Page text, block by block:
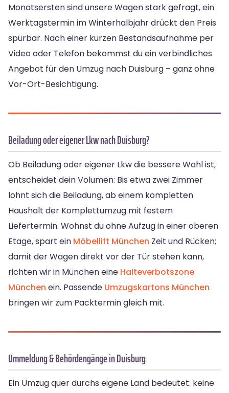
Monatsersten sind unsere Wagen stark gefragt, ein
Werktagstermin im Winterhalbjahr drückt den Preis
spürbar. Nach einer kurzen Bestandsaufnahme per
Video oder Telefon bekommst du ein verbindliches
Angebot für den Umzug nach Duisburg – ganz ohne
Vor-Ort-Besichtigung.
Beiladung oder eigener Lkw nach Duisburg?
Ob Beiladung oder eigener Lkw die bessere Wahl ist,
entscheidet dein Volumen: Bis etwa zwei Zimmer
lohnt sich die Beiladung, ab einem kompletten
Haushalt der Komplettumzug mit festem
Liefertermin. Wohnst du ohne Aufzug in einer oberen
Etage, spart ein Möbellift München Zeit und Rücken;
damit der Wagen direkt vor der Tür stehen kann,
richten wir in München eine Halteverbotszone
München ein. Passende Umzugskartons München
bringen wir zum Packtermin gleich mit.
Ummeldung & Behördengänge in Duisburg
Ein Umzug quer durchs eigene Land bedeutet: keine